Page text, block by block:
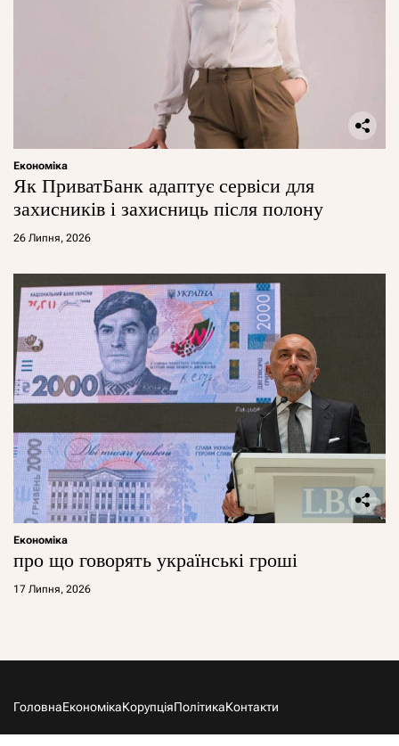
Економіка
Як ПриватБанк адаптує сервіси для
захисників і захисниць після полону
26 Липня, 2026
Економіка
про що говорять українські гроші
17 Липня, 2026
ГоловнаЕкономікаКорупціяПолітикаКонтакти